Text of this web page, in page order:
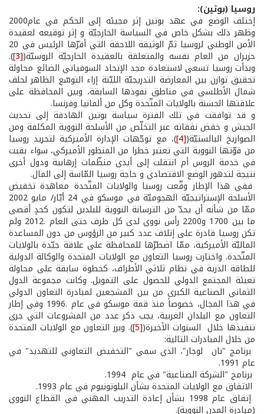
روسيا (بوتين):
إختلف الوضع في عهد بوتين إثر مجيئه إلى الحكم في عام2000
وظهر ذلك بشكل خاص في السياسة الخارجيّة و إثر توقيعه لعقيدة
الأمن الوطني لروسيا ثمّ الوثيقة اللاحقة التي أقرّها الرئيس في 20
حزيران من العام نفسه والمتعلقة بالعقيدة الخارجيّة الروسيّة([3]
).
وبدأت روسيا تسعى لاستعادة مجد الإتحاد السوفياتي الضائع محاولة
تحقيق توازن بين المعارضة التدريجيّة الليّنة إزاء التوسّع الظاهر لحلف
شمال الأطلسي في مناطق نفوذها السابقة، وبين المحافظة على
علاقتها الحسنة بالولايات المتّحدة وكل من ألمانيا وفرنسا.
و قد توافقت في تلك الفترة سياسة بوتين الهادفة إلى تحديث
الجيش و خفض نفقاته عبر التخلّص من الأسلحة النووية المكلفة ومن
الصواريخ البالستيّة([4] )، مع توجّهات الإدارة الأميركية لتجريد روسيا
من قوّتها النووية التي تعتبر خطرا من المنظور الأميركي، سواء بقيت
في خدمة الروس أم انتقلت إلى أيدي منظّمات إرهابية ودول أخرى
نتيجة لتدهور الوضع الاقتصادي و حاجة روسيا المّاسة إلى المال.
ففي هذا الإطار وقّعت روسيا والولايات المتّحدة معاهدة تخفيض
الأسلحة الإستراتيجيّة الهجوميّة في موسكو في 24 أيّار/ مايو 2002
ممّا من شأنه أن يحدّ من الترسانة النووية للبلدين لتكون كحدٍ أقصى
ما بين 1700 و2200 رأس نووي لدى كل طرف حتى العام .2012 ولم
تكن روسيا قادرة على إتلاف عدد كبير من الرؤوس من دون المساعدة
الماليّة الأميركية، ممّا اضطرّها للمحافظة على علاقة جيّدة بالولايات
المتّحدة. واختارت روسيا التعاون مع الولايات المتحدة والوكالة الدولية
للطاقة الذرية في نظام ثلاثي الأطراف، كخطوة سابقة على محاولة
تعبئة المجتمع الدولي للحصول على التمويل. وكانت مجموعة الدول
الثماني الصناعية الكبرى من بين المشجعين لمبادرة التعاون الدولي
في هذا المجال، خصوصاً منذ قمة موسكو في عام .1996 وفي إطار
التعاون مع البلدان الغربية، يجب ذكر عدد من المشروعات التي جرى
تنفيذها خلال السنوات الأخيرة([5] ). وبرز التعاون مع الولايات المتحدة
من خلال المبادرات التالية:
­ برنامج "نان ­ لوجار"، الذي سمي "التخفيض التعاوني للتهديد" في
عام 1991.
­ برنامج "الشركة الصناعية" في عام 1994.
­ الاتفاق مع الولايات المتحدة بشأن البلوتونيوم في عام 1993.
­ إتفاق عام 1998 بشأن إعادة التدريب المهني في القطاع النووي
(مبادرة المدن النووية).